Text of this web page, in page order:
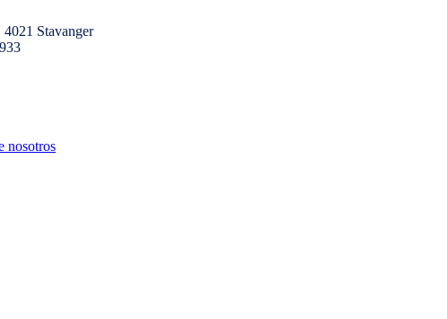
4021 Stavanger
nosotros